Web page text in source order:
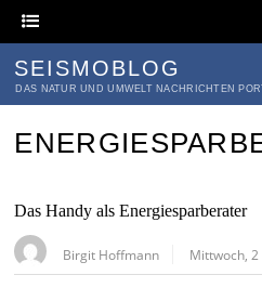
SEISMOBLOG
DAS NATUR UND UMWELT NACHRICHTEN
Das Handy als Energiesparberater
Birgit Hoffmann Mittwoch, 2